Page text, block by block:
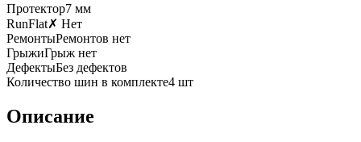
Протектор7 мм
RunFlat✗ Нет
РемонтыРемонтов нет
ГрыжиГрыж нет
ДефектыБез дефектов
Количество шин в комплекте4 шт
Описание